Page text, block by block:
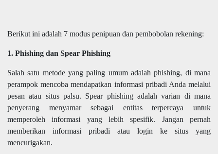
Berikut ini adalah 7 modus penipuan dan pembobolan rekening:
1. Phishing dan Spear Phishing
Salah satu metode yang paling umum adalah phishing, di mana
perampok mencoba mendapatkan informasi pribadi Anda melalui
pesan atau situs palsu. Spear phishing adalah varian di mana
penyerang menyamar sebagai entitas terpercaya untuk
memperoleh informasi yang lebih spesifik. Jangan pernah
memberikan informasi pribadi atau login ke situs yang
mencurigakan.